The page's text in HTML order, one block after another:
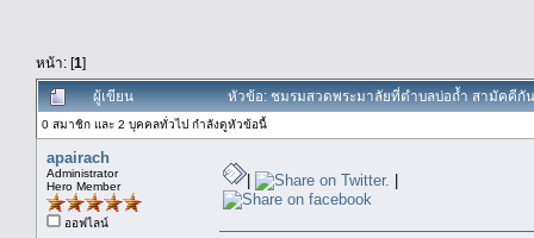
หน้า: [1]
ผู้เขียน หัวข้อ: ชมรมสวดพระมาลัยที่ตำบลบ่อถ้ำ สามัคคี
0 สมาชิก และ 2 บุคคลทั่วไป กำลังดูหัวข้อนี้
apairach
Administrator
Hero Member
ออฟไลน์
| |